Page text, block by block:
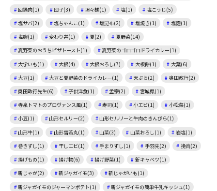
回鍋肉(1)
団子(3) 坦々麺(1) 塩(1)
塩こうじ(5)
塩サバ(2)
塩ちゃんこ(1) 塩昆布(2) 塩焼き(1)
塩麴(1)
塩麹(1)
変わり丼(1) 夏(2)
夏野菜(14)
夏野菜のおうちピザトースト(1)
夏野菜のゴロゴロドライカレー(1)
大学いも(1)
大根(4) 大根おろし(7) 大根餅(1)
大葉(6)
大豆(1)
大豆と夏野菜のドライカレー(1) 天ぷら(2)
奥田政行(2)
奥田政行先生(6)
子供洋食(1) 孟宗(2)
宮城県(1)
寺泉トマトのプロヴァンス風(1)
寿司(1) 小エビ(1)
小松菜(1)
小豆(1)
山形セルリー(2)
山形セルリーと牛肉のきんぴら(1)
山形牛(1)
山形雪若丸(1) 山菜(3) 山菜おろし(1)
岩塩(1)
巻きずし(1)
干しエビ(1) 手まりずし(1) 手羽先(2)
挽肉(2)
揚げもの(1)
揚げ物(6) 揚げ野菜(1)
新キャベツ(1)
新じゃが(2)
新ジャガイモ(3)
新じゃがいも(1)
新ジャガイモのジャーマンポテト(1)
新ジャガイモの簡単牛乳キッシュ(1)